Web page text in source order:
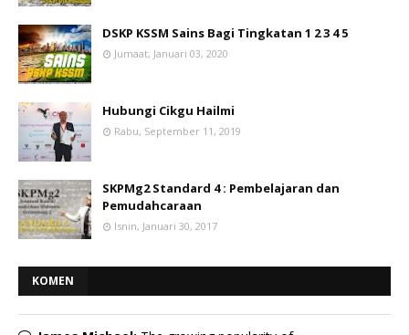
DSKP KSSM Sains Bagi Tingkatan 1 2 3 4 5
Jumaat, Januari 03, 2020
Hubungi Cikgu Hailmi
Rabu, September 11, 2019
SKPMg2 Standard 4 : Pembelajaran dan
Pemudahcaraan
Isnin, Januari 30, 2017
KOMEN